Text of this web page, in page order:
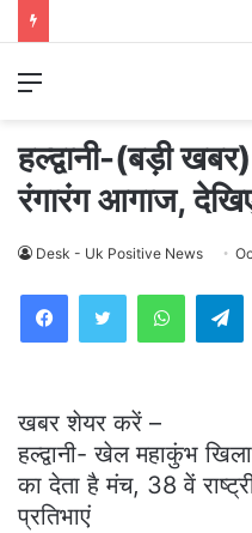
Menu
हल्द्वानी-(बड़ी
रंगारंग आगाज,
Desk - Uk Positive News
खबर शेयर करें –
हल्द्वानी- खेल महाकुंभ
का देता है मंच, 38 वें
प्रतिभाएं